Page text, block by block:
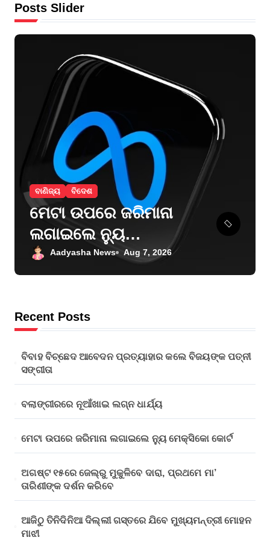
Posts Slider
ବାଣିଜ୍ୟ ବିଦେଶ
ମେଟା ଉପରେ ଜରିମାନା
ଲଗାଇଲେ ନ୍ୟୁ
ମେକ୍ସିକୋ କୋର୍ଟ
Aadyasha News Aug 7, 2026
Recent Posts
ବିବାହ ବିଚ୍ଛେଦ ଆବେଦନ ପ୍ରତ୍ୟାହାର କଲେ ବିଜୟଙ୍କ ପତ୍ନୀ
ସଙ୍ଗୀତା
ବଲାଙ୍ଗୀରରେ ନୂଆଁଖାଇ ଲଗ୍ନ ଧାର୍ଯ୍ୟ
ମେଟା ଉପରେ ଜରିମାନା ଲଗାଇଲେ ନ୍ୟୁ ମେକ୍ସିକୋ କୋର୍ଟ
ଅଗଷ୍ଟ ୧୫ରେ ଜେଲ୍‌ରୁ ମୁକୁଳିବେ ଦାରା, ପ୍ରଥମେ ମା’
ତାରିଣୀଙ୍କ ଦର୍ଶନ କରିବେ
ଆଜିଠୁ ତିନିଦିନିଆ ଦିଲ୍ଲୀ ଗସ୍ତରେ ଯିବେ ମୁଖ୍ୟମନ୍ତ୍ରୀ ମୋହନ
ମାଝୀ